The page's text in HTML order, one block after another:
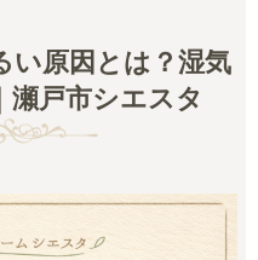
い原因とは？湿気
瀬戸市シエスタ